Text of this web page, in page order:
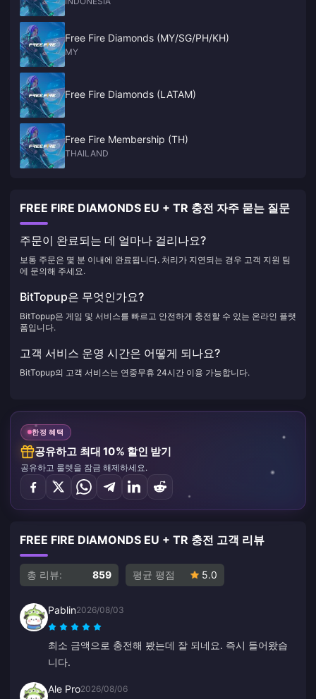
Free Fire Diamonds (MY/SG/PH/KH)
MY
Free Fire Diamonds (LATAM)
Free Fire Membership (TH)
THAILAND
FREE FIRE DIAMONDS EU + TR 충전 자주 묻는 질문
주문이 완료되는 데 얼마나 걸리나요?
보통 주문은 몇 분 이내에 완료됩니다. 처리가 지연되는 경우 고객 지원 팀
에 문의해 주세요.
BitTopup은 무엇인가요?
BitTopup은 게임 및 서비스를 빠르고 안전하게 충전할 수 있는 온라인 플랫
폼입니다.
고객 서비스 운영 시간은 어떻게 되나요?
BitTopup의 고객 서비스는 연중무휴 24시간 이용 가능합니다.
한정 혜택
공유하고 최대 10% 할인 받기
공유하고 룰렛을 잠금 해제하세요.
FREE FIRE DIAMONDS EU + TR 충전 고객 리뷰
총 리뷰: 859 평균 평점 5.0
Pablin2026/08/03
최소 금액으로 충전해 봤는데 잘 되네요. 즉시 들어왔습
니다.
Ale Pro2026/08/06